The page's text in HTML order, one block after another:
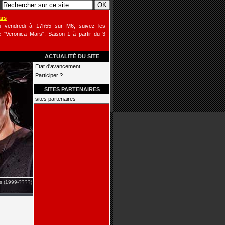
vendredi à 17h55 sur M6, suivez les
"Veronica Mars". Saison 1 à partir du 3
ACTUALITÉ DU SITE
(1999-????)
Etat d'avancement
Participer ?
SITES PARTENAIRES
sites partenaires